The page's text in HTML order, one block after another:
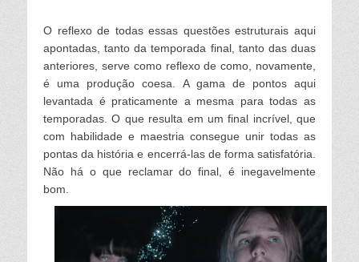
O reflexo de todas essas questões estruturais aqui
apontadas, tanto da temporada final, tanto das duas
anteriores, serve como reflexo de como, novamente,
é uma produção coesa. A gama de pontos aqui
levantada é praticamente a mesma para todas as
temporadas. O que resulta em um final incrível, que
com habilidade e maestria consegue unir todas as
pontas da história e encerrá-las de forma satisfatória.
Não há o que reclamar do final, é inegavelmente
bom.